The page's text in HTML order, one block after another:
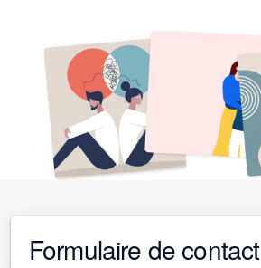
Formulaire de contact